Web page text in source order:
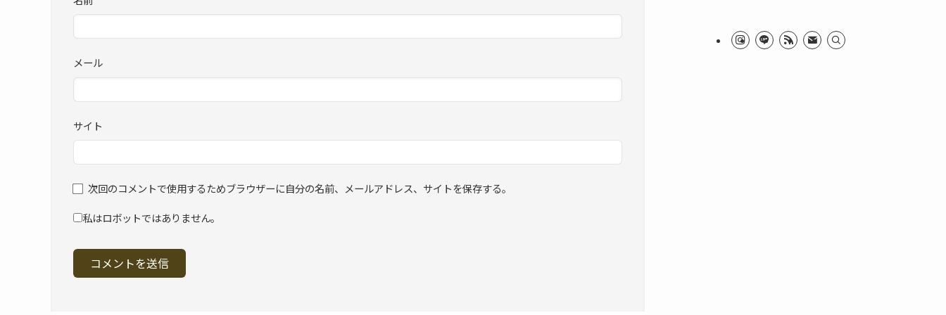
メール
サイト
次回のコメントで使用するためブラウザーに自分の名前、メールアドレス、サイトを保存する。
私はロボットではありません。